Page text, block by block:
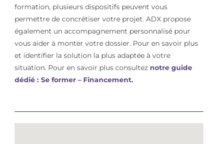
formation, plusieurs dispositifs peuvent vous
permettre de concrétiser votre projet. ADX propose
également un accompagnement personnalisé pour
vous aider à monter votre dossier. Pour en savoir plus
et identifier la solution la plus adaptée à votre
situation. Pour en savoir plus consulteznotre guide
dédié : Se former – Financement.